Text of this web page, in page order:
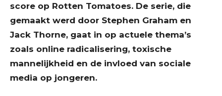
score op Rotten Tomatoes. De serie, die
gemaakt werd door Stephen Graham en
Jack Thorne, gaat in op actuele thema’s
zoals online radicalisering, toxische
mannelijkheid en de invloed van sociale
media op jongeren.